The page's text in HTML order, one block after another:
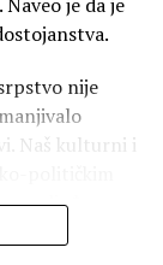
nije
Naš kulturni i
nasljeđe.
nego je